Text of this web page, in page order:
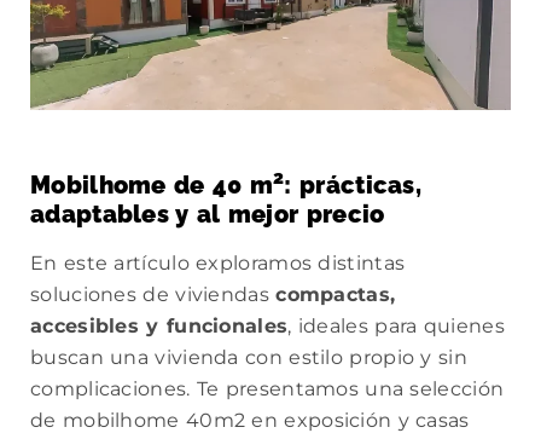
Mobilhome de 40 m2: prácticas,
adaptables y al mejor precio
En este artículo exploramos distintas
soluciones de viviendascompactas,
accesibles y funcionales, ideales para quienes
buscan una vivienda con estilo propio y sin
complicaciones. Te presentamos una selección
de mobilhome 40m2 en exposición y casas